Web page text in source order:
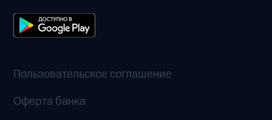
Пользовательское соглашение
Оферта банка